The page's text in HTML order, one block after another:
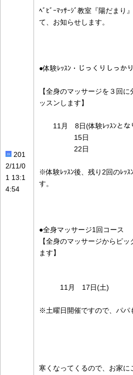
201
2/11/0
1 13:1
4:54
ﾍﾞﾋﾞｰﾏｯｻｰｼﾞ教室『陽だまり
て、お知らせします。
●体験ﾚｯｽﾝ・じっくり
【全身のマッサージを３回
ッスンします】
11月 8日(体験ﾚｯｽﾝとな
15日
22日
※体験ﾚｯｽﾝ後、残り2回のﾚｯｽ
す。
●全身マッサージ1回コース
【全身のマッサージからピ
ます】
11月 17日(土)
※土曜日開催ですので、パパ
寒くなってくるので、お家